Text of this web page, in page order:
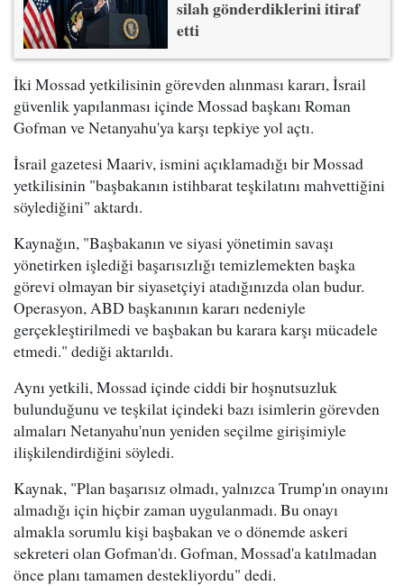
silah gönderdiklerini itiraf
etti
İki Mossad yetkilisinin görevden alınması kararı, İsrail
güvenlik yapılanması içinde Mossad başkanı Roman
Gofman ve Netanyahu'ya karşı tepkiye yol açtı.
İsrail gazetesi Maariv, ismini açıklamadığı bir Mossad
yetkilisinin "başbakanın istihbarat teşkilatını mahvettiğini
söylediğini" aktardı.
Kaynağın, "Başbakanın ve siyasi yönetimin savaşı
yönetirken işlediği başarısızlığı temizlemekten başka
görevi olmayan bir siyasetçiyi atadığınızda olan budur.
Operasyon, ABD başkanının kararı nedeniyle
gerçekleştirilmedi ve başbakan bu karara karşı mücadele
etmedi." dediği aktarıldı.
Aynı yetkili, Mossad içinde ciddi bir hoşnutsuzluk
bulunduğunu ve teşkilat içindeki bazı isimlerin görevden
almaları Netanyahu'nun yeniden seçilme girişimiyle
ilişkilendirdiğini söyledi.
Kaynak, "Plan başarısız olmadı, yalnızca Trump'ın onayını
almadığı için hiçbir zaman uygulanmadı. Bu onayı
almakla sorumlu kişi başbakan ve o dönemde askeri
sekreteri olan Gofman'dı. Gofman, Mossad'a katılmadan
önce planı tamamen destekliyordu" dedi.